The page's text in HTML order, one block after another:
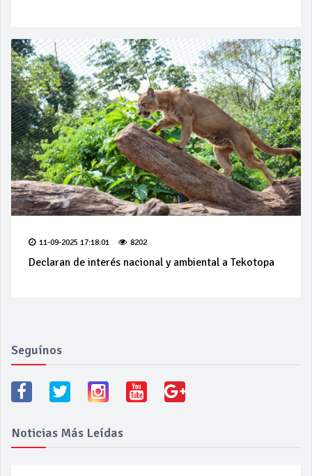
11-09-2025 17:18:01 8202
Declaran de interés nacional y ambiental a Tekotopa
Seguínos
Noticias Más Leídas